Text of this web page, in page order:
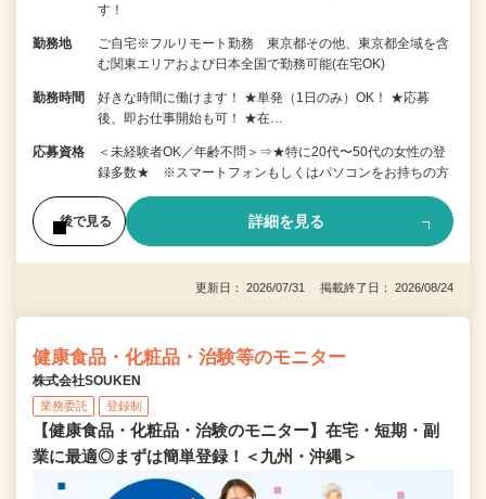
す！
勤務地
ご自宅※フルリモート勤務 東京都その他、東京都全域を含
む関東エリアおよび日本全国で勤務可能(在宅OK)
勤務時間
好きな時間に働けます！ ★単発（1日のみ）OK！ ★応募
後、即お仕事開始も可！ ★在…
応募資格
＜未経験者OK／年齢不問＞⇒★特に20代〜50代の女性の登
録多数★ ※スマートフォンもしくはパソコンをお持ちの方
後で見る 詳細を見る
更新日： 2026/07/31 掲載終了日： 2026/08/24
健康食品・化粧品・治験等のモニター
株式会社SOUKEN
業務委託 登録制
【健康食品・化粧品・治験のモニター】在宅・短期・副
業に最適◎まずは簡単登録！＜九州・沖縄＞